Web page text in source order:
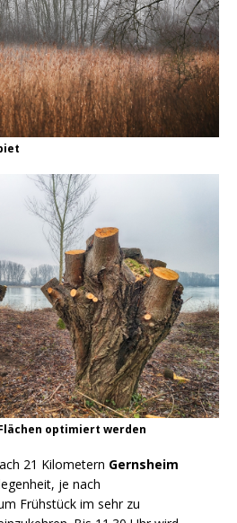
optimiert werden
21 Kilometern Gernsheim
je nach
Frühstück im sehr zu